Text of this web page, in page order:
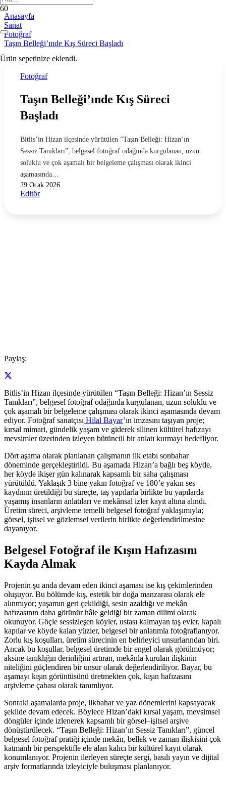
Ürün sepetinize eklendi.
Anasayfa
Sanat
Fotoğraf
Taşın Belleği’ınde Kış Süreci Başladı
Fotoğraf
Taşın Belleği’ınde Kış Süreci
Başladı
Bitlis’in Hizan ilçesinde yürütülen “Taşın Belleği: Hizan’ın
Sessiz Tanıkları”, belgesel fotoğraf odağında kurgulanan, uzun
soluklu ve çok aşamalı bir belgeleme çalışması olarak ikinci
aşamasında…
29 Ocak 2026
Editör
Paylaş:
Bitlis’in Hizan ilçesinde yürütülen “Taşın Belleği: Hizan’ın Sessiz
Tanıkları”, belgesel fotoğraf odağında kurgulanan, uzun soluklu ve
çok aşamalı bir belgeleme çalışması olarak ikinci aşamasında devam
ediyor. Fotoğraf sanatçısı Hilal Bayar’ın imzasını taşıyan proje;
kırsal mimari, gündelik yaşam ve giderek silinen kültürel hafızayı
mevsimler üzerinden izleyen bütüncül bir anlatı kurmayı hedefliyor.
Dört aşama olarak planlanan çalışmanın ilk etabı sonbahar
döneminde gerçekleştirildi. Bu aşamada Hizan’a bağlı beş köyde,
her köyde ikişer gün kalınarak kapsamlı bir saha çalışması
yürütüldü. Yaklaşık 3 bine yakın fotoğraf ve 180’e yakın ses
kaydının üretildiği bu süreçte, taş yapılarla birlikte bu yapılarda
yaşamış insanların anlatıları ve mekânsal izler kayıt altına alındı.
Üretim süreci, arşivleme temelli belgesel fotoğraf yaklaşımıyla;
görsel, işitsel ve gözlemsel verilerin birlikte değerlendirilmesine
dayanıyor.
Belgesel Fotoğraf ile Kışın Hafızasını
Kayda Almak
Projenin şu anda devam eden ikinci aşaması ise kış çekimlerinden
oluşuyor. Bu bölümde kış, estetik bir doğa manzarası olarak ele
alınmıyor; yaşamın geri çekildiği, sesin azaldığı ve mekân
hafızasının daha görünür hâle geldiği bir zaman dilimi olarak
okunuyor. Göçle sessizleşen köyler, ustası kalmayan taş evler, kapalı
kapılar ve köyde kalan yüzler, belgesel bir anlatımla fotoğraflanıyor.
Zorlu kış koşulları, üretim sürecinin en belirleyici unsurlarından biri.
Ancak bu koşullar, belgesel üretimde bir engel olarak görülmüyor;
aksine tanıklığın derinliğini artıran, mekânla kurulan ilişkinin
niteliğini güçlendiren bir unsur olarak değerlendiriliyor. Bayar, bu
aşamayı kışın görüntüsünü üretmekten çok, kışın hafızasını
arşivleme çabası olarak tanımlıyor.
Sonraki aşamalarda proje, ilkbahar ve yaz dönemlerini kapsayacak
şekilde devam edecek. Böylece Hizan’daki kırsal yaşam, mevsimsel
döngüler içinde izlenerek kapsamlı bir görsel–işitsel arşive
dönüştürülecek. “Taşın Belleği: Hizan’ın Sessiz Tanıkları”, güncel
belgesel fotoğraf pratiği içinde mekân, bellek ve zaman ilişkisini çok
katmanlı bir perspektifle ele alan kalıcı bir kültürel kayıt olarak
konumlanıyor. Projenin ilerleyen süreçte sergi, basılı yayın ve dijital
arşiv formatlarında izleyiciyle buluşması planlanıyor.